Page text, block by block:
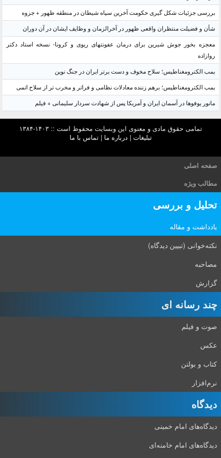
بررسی جزئیات شکل گیری حکومت آخرین سپاه شیطان در منطقه ظهور + جزوه
شأن و فضیلت منتظران واقعی ظهور در آخرالزمان و وظایف ایشان در آن دوران
معجزه بخور جوش شیرین برای درمان عفونتهای ریوی و کرونا- نسخه استاد دکتر
روازاده
بمب الکترومغناطیس؛ سلاح مخوف و دست برتر ایران در جنگ نوین
بمب الکترومغناطیس؛ برهم زننده معادلات نظامی و فراتر و مخرب تر از سلاح اتمی
مانور یوفوها در آسمان ایران و آمریکا پس از شهادت سردار سلیمانی + فیلم
تمامی حقوق مادی و معنوی این وبسایت محفوظ است :: ۱۴۰۳-۱۳۸۴
تبلیغات | درباره ما |تماس با ما
صفحه اصلی
مطالب ویژه
تحلیل و بررسی
یادداشت و مقاله
نکته‌خوانی (تبیین دیدگاه)
مصاحبه
گزارش
چند رسانه ای
صوت و فیلم
عکس
کتاب و بولتن
نرم‌افزار
دیدگاه‌
دیدگاه‌های امام خمینی
دیدگاه‌های امام خامنه‌ای